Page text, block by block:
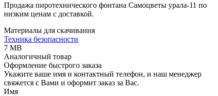
Продажа пиротехнического фонтана Самоцветы урала-11 по
низким ценам с доставкой.
Материалы для скачивания
Техника безопасности
7 MB
Аналогичный товар
Оформление быстрого заказа
Укажите ваше имя и контактный телефон, и наш менеджер
свяжется с Вами и оформит заказ за Вас.
Имя